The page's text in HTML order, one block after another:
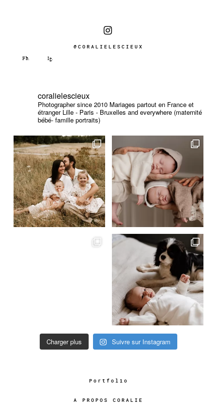
@CORALIELESCIEUX
coralielescieux
Photographer since 2010 Mariages partout en France et
étranger Lille - Paris - Bruxelles and everywhere (maternité
bébé- famille portraits)
Charger plus Suivre sur Instagram
Portfolio
A PROPOS CORALIE